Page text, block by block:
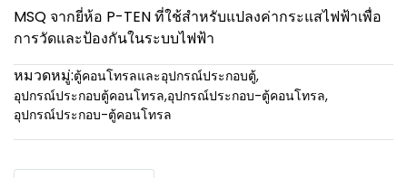
MSQ จากยี่ห้อ P-TEN ที่ใช้สำหรับแปลงค่ากระแสไฟฟ้าเพื่อ
การวัดและป้องกันในระบบไฟฟ้า
หมวดหมู่:ตู้คอนโทรลและอุปกรณ์ประกอบตู้,
อุปกรณ์ประกอบตู้คอนโทรล,อุปกรณ์ประกอบ-ตู้คอนโทรล,
อุปกรณ์ประกอบ-ตู้คอนโทรล